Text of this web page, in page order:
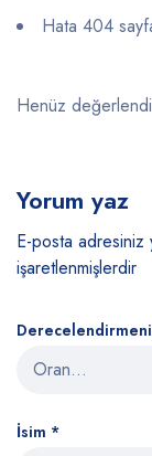
Hata 404
Henüz
Yorum yaz
E-posta adresiniz
işaretlenmişlerdir
İsim *